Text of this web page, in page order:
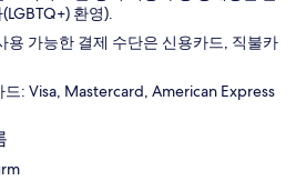
환영).
용 가능한 결제 수단은 신용카드, 직불카
: Visa, Mastercard, American Express